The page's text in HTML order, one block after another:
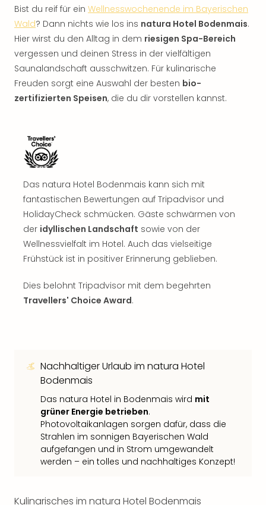
Bist du reif für ein Wellnesswochenende im Bayerischen
Wald? Dann nichts wie los ins natura Hotel Bodenmais.
Hier wirst du den Alltag in dem riesigen Spa-Bereich
vergessen und deinen Stress in der vielfältigen
Saunalandschaft ausschwitzen. Für kulinarische
Freuden sorgt eine Auswahl der besten bio-
zertifizierten Speisen, die du dir vorstellen kannst.
Das natura Hotel Bodenmais kann sich mit
fantastischen Bewertungen auf Tripadvisor und
HolidayCheck schmücken. Gäste schwärmen von
der idyllischen Landschaft sowie von der
Wellnessvielfalt im Hotel. Auch das vielseitige
Frühstück ist in positiver Erinnerung geblieben.
Dies belohnt Tripadvisor mit dem begehrten
Travellers' Choice Award.
Nachhaltiger Urlaub im natura Hotel
Bodenmais
Das natura Hotel in Bodenmais wird mit
grüner Energie betrieben.
Photovoltaikanlagen sorgen dafür, dass die
Strahlen im sonnigen Bayerischen Wald
aufgefangen und in Strom umgewandelt
werden – ein tolles und nachhaltiges Konzept!
Kulinarisches im natura Hotel Bodenmais